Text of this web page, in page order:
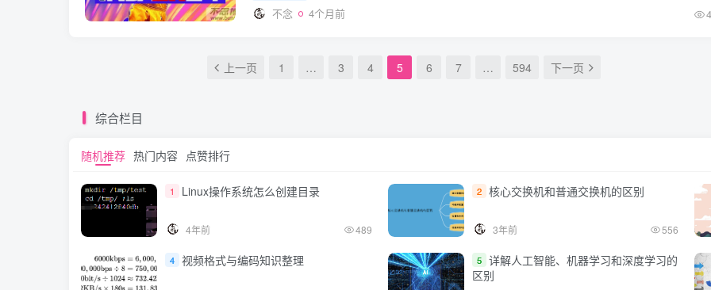
不念 4个月前
上一页 1 … 3 4 5 6 7 … 594 下一页
综合栏目
随机推荐 热门内容 点赞排行
1 Linux操作系统怎么创建目录
4年前 489
2 核心交换机和普通交换机的区别
3年前 556
4 视频格式与编码知识整理 5 详解人工智能、机器学习和深度学习的
区别